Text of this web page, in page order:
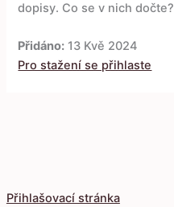
Přihlašovací stránka
dopisy. Co se v nich dočte?
Přidáno: 13 Kvě 2024
Pro stažení se přihlaste